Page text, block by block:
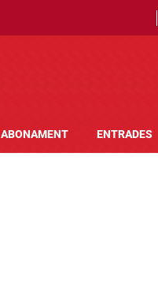
ABONAMENT ENTRADES